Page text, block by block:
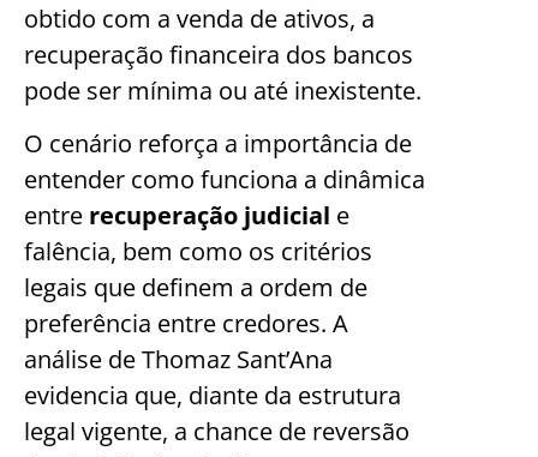
obtido com a venda de ativos, a
recuperação financeira dos bancos
pode ser mínima ou até inexistente.
O cenário reforça a importância de
entender como funciona a dinâmica
entre recuperação judicial e
falência, bem como os critérios
legais que definem a ordem de
preferência entre credores. A
análise de Thomaz Sant’Ana
evidencia que, diante da estrutura
legal vigente, a chance de reversão